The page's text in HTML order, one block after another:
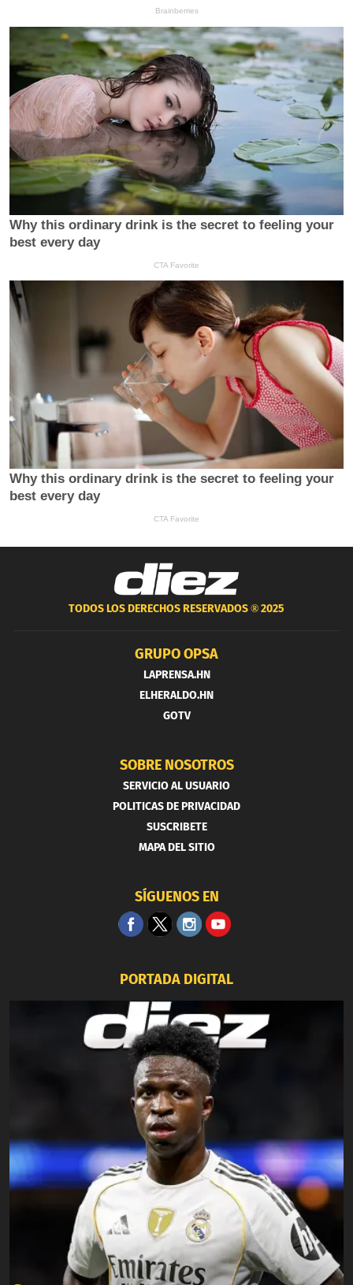
TODOS LOS DERECHOS RESERVADOS ®2025
GRUPO OPSA
LAPRENSA.HN
ELHERALDO.HN
GOTV
SOBRE NOSOTROS
SERVICIO AL USUARIO
POLITICAS DE PRIVACIDAD
SUSCRIBETE
MAPA DEL SITIO
SÍGUENOS EN
PORTADA DIGITAL